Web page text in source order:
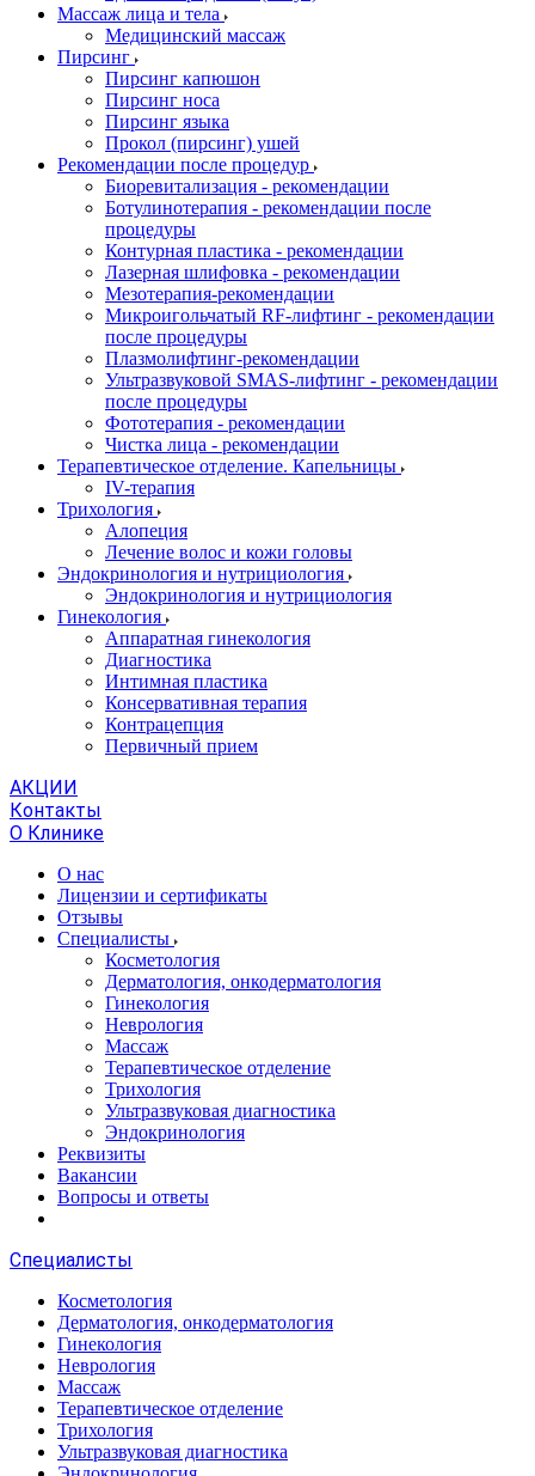
Массаж лица и тела
Медицинский массаж
Пирсинг
Пирсинг капюшон
Пирсинг носа
Пирсинг языка
Прокол (пирсинг) ушей
Рекомендации после процедур
Биоревитализация - рекомендации
Ботулинотерапия - рекомендации после
процедуры
Контурная пластика - рекомендации
Лазерная шлифовка - рекомендации
Мезотерапия-рекомендации
Микроигольчатый RF-лифтинг - рекомендации
после процедуры
Плазмолифтинг-рекомендации
Ультразвуковой SMAS-лифтинг - рекомендации
после процедуры
Фототерапия - рекомендации
Чистка лица - рекомендации
Терапевтическое отделение. Капельницы
IV-терапия
Трихология
Алопеция
Лечение волос и кожи головы
Эндокринология и нутрициология
Эндокринология и нутрициология
Гинекология
Аппаратная гинекология
Диагностика
Интимная пластика
Консервативная терапия
Контрацепция
Первичный прием
АКЦИИ
Контакты
О Клинике
О нас
Лицензии и сертификаты
Отзывы
Специалисты
Косметология
Дерматология, онкодерматология
Гинекология
Неврология
Массаж
Терапевтическое отделение
Трихология
Ультразвуковая диагностика
Эндокринология
Реквизиты
Вакансии
Вопросы и ответы
Специалисты
Косметология
Дерматология, онкодерматология
Гинекология
Неврология
Массаж
Терапевтическое отделение
Трихология
Ультразвуковая диагностика